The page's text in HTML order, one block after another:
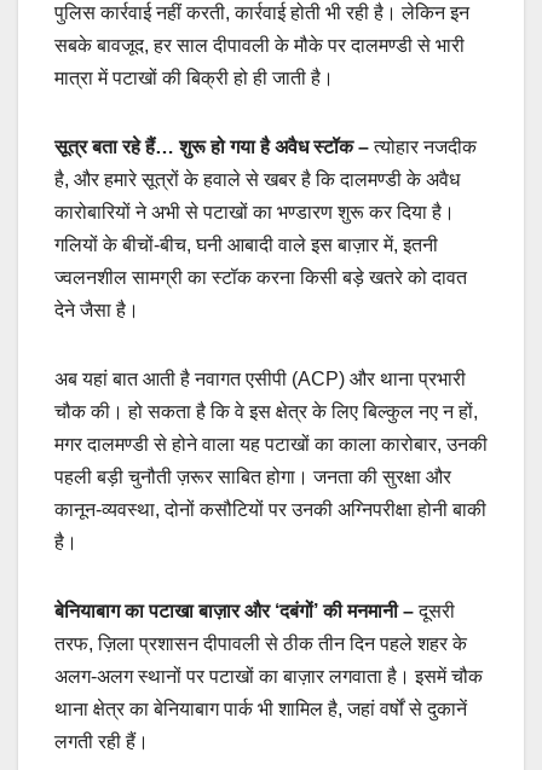
पुलिस कार्रवाई नहीं करती, कार्रवाई होती भी रही है। लेकिन इन
सबके बावजूद, हर साल दीपावली के मौके पर दालमण्डी से भारी
मात्रा में पटाखों की बिक्री हो ही जाती है।
सूत्र बता रहे हैं… शुरू हो गया है अवैध स्टॉक –त्योहार नजदीक
है, और हमारे सूत्रों के हवाले से खबर है कि दालमण्डी के अवैध
कारोबारियों ने अभी से पटाखों का भण्डारण शुरू कर दिया है।
गलियों के बीचों-बीच, घनी आबादी वाले इस बाज़ार में, इतनी
ज्वलनशील सामग्री का स्टॉक करना किसी बड़े खतरे को दावत
देने जैसा है।
अब यहां बात आती है नवागत एसीपी (ACP) और थाना प्रभारी
चौक की। हो सकता है कि वे इस क्षेत्र के लिए बिल्कुल नए न हों,
मगर दालमण्डी से होने वाला यह पटाखों का काला कारोबार, उनकी
पहली बड़ी चुनौती ज़रूर साबित होगा। जनता की सुरक्षा और
कानून-व्यवस्था, दोनों कसौटियों पर उनकी अग्निपरीक्षा होनी बाकी
है।
बेनियाबाग का पटाखा बाज़ार और ‘दबंगों’ की मनमानी –दूसरी
तरफ, ज़िला प्रशासन दीपावली से ठीक तीन दिन पहले शहर के
अलग-अलग स्थानों पर पटाखों का बाज़ार लगवाता है। इसमें चौक
थाना क्षेत्र का बेनियाबाग पार्क भी शामिल है, जहां वर्षों से दुकानें
लगती रही हैं।